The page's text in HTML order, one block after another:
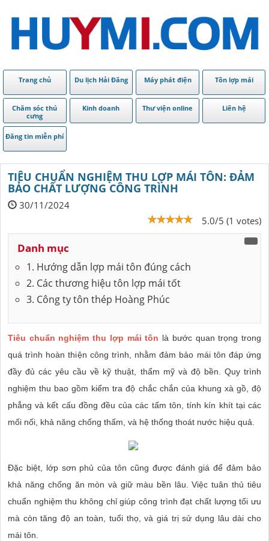
Trang chủ Du lịch Hải Đăng Máy phát điện Tôn lợp mái
Chăm sóc thú
cưng
Kinh doanh Thư viện online Liên hệ
Đăng tin miễn phí
TIÊU CHUẨN NGHIỆM THU LỢP MÁI TÔN: ĐẢM
BẢO CHẤT LƯỢNG CÔNG TRÌNH
30/11/2024
5.0/5 (1 votes)
Danh mục
1. Hướng dẫn lợp mái tôn đúng cách
2. Các thương hiệu tôn lợp mái tốt
3. Công ty tôn thép Hoàng Phúc
Tiêu chuẩn nghiệm thu lợp mái tôn là bước quan trọng trong
quá trình hoàn thiện công trình, nhằm đảm bảo mái tôn đáp ứng
đầy đủ các yêu cầu về kỹ thuật, thẩm mỹ và độ bền. Quy trình
nghiệm thu bao gồm kiểm tra độ chắc chắn của khung xà gồ, độ
phẳng và kết cấu đồng đều của các tấm tôn, tính kín khít tại các
mối nối, khả năng chống thấm, và hệ thống thoát nước hiệu quả.
Đặc biệt, lớp sơn phủ của tôn cũng được đánh giá để đảm bảo
khả năng chống ăn mòn và giữ màu bền lâu. Việc tuân thủ tiêu
chuẩn nghiệm thu không chỉ giúp công trình đạt chất lượng tối ưu
mà còn tăng độ an toàn, tuổi thọ, và giá trị sử dụng lâu dài cho
mái tôn.